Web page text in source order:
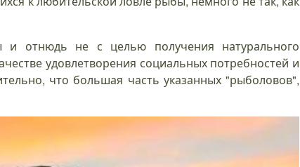
и отнюдь не с целью получения натурального
удовлетворения социальных потребностей и
что большая часть указанных "рыболовов",